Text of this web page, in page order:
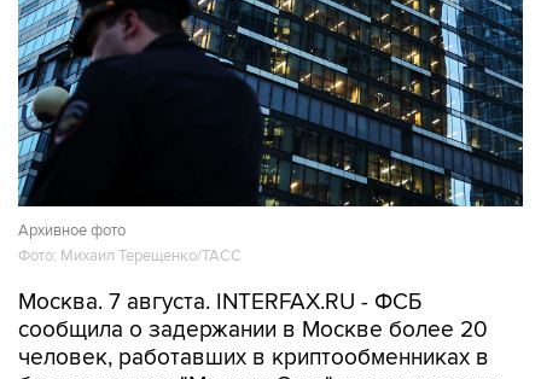
Архивное фото
Фото: Михаил Терещенко/ТАСС
Москва. 7 августа. INTERFAX.RU - ФСБ
сообщила о задержании в Москве более 20
человек, работавших в криптообменниках в